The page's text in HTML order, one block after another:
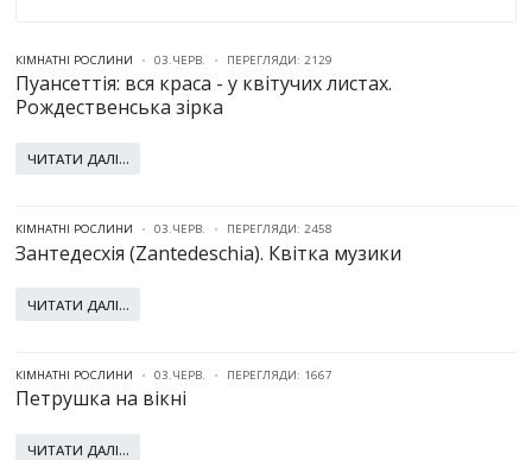
КІМНАТНІ РОСЛИНИ 03.ЧЕРВ. ПЕРЕГЛЯДИ: 2129
Пуансеттія: вся краса - у квітучих листах.
Рождественська зірка
ЧИТАТИ ДАЛІ...
КІМНАТНІ РОСЛИНИ 03.ЧЕРВ. ПЕРЕГЛЯДИ: 2458
Зантедесхія (Zantedeschia). Квітка музики
ЧИТАТИ ДАЛІ...
КІМНАТНІ РОСЛИНИ 03.ЧЕРВ. ПЕРЕГЛЯДИ: 1667
Петрушка на вікні
ЧИТАТИ ДАЛІ...